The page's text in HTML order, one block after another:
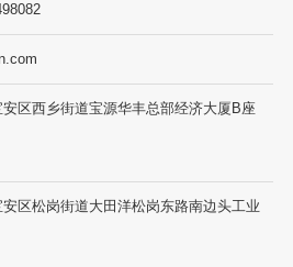
区西乡街道宝源华丰总部经济大厦B座
区松岗街道大田洋松岗东路南边头工业